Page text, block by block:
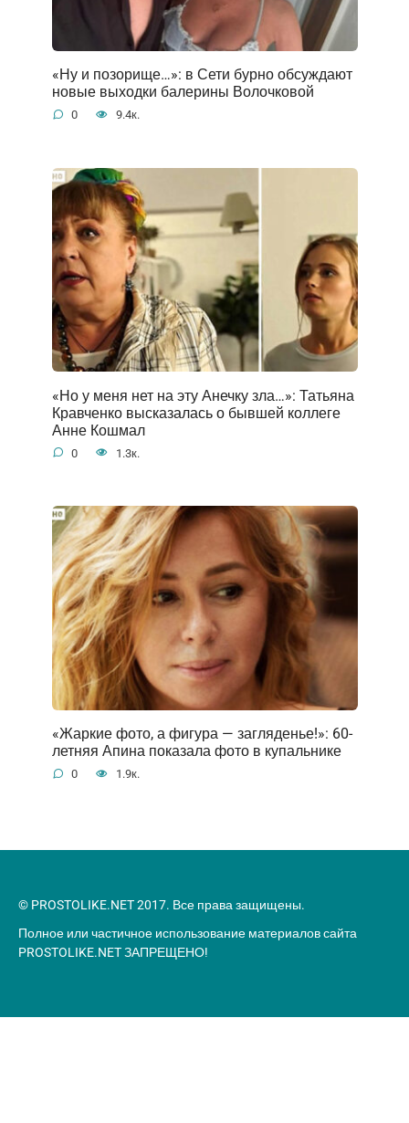
«Ну и позорище…»: в Сети бурно обсуждают
новые выходки балерины Волочковой
0 9.4к.
«Но у меня нет на эту Анечку зла…»: Татьяна
Кравченко высказалась о бывшей коллеге
Анне Кошмал
0 1.3к.
«Жаркие фото, а фигура — загляденье!»: 60-
летняя Апина показала фото в купальнике
0 1.9к.
© PROSTOLIKE.NET 2017. Все права защищены.
Полное или частичное использование материалов сайта
PROSTOLIKE.NET ЗАПРЕЩЕНО!